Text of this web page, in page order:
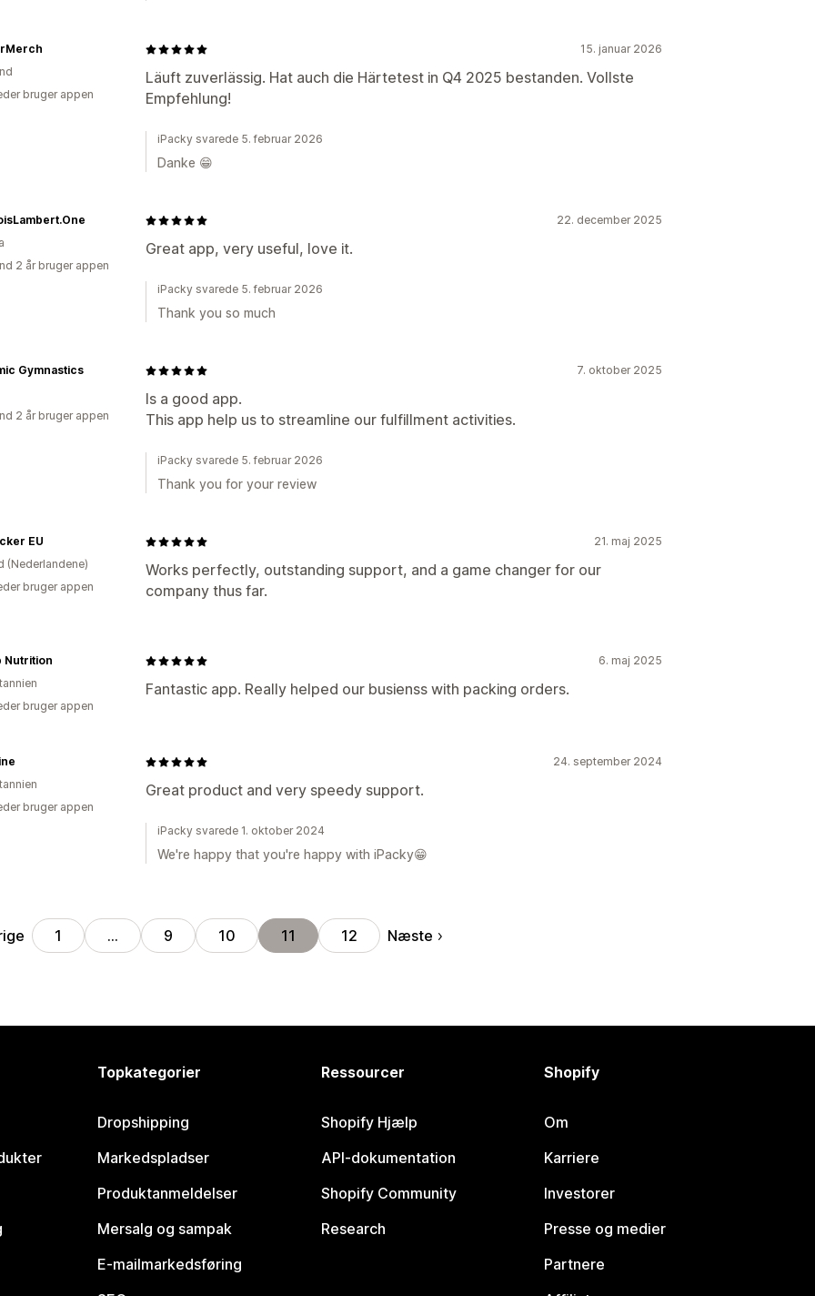
15. januar 2026
Läuft zuverlässig. Hat auch die Härtetest in Q4 2025 bestanden. Vollste
Empfehlung!
bruger appen
iPacky svarede 5. februar 2026
Danke 😁
22. december 2025
Great app, very useful, love it.
2 år bruger appen
iPacky svarede 5. februar 2026
Thank you so much
7. oktober 2025
Is a good app.
This app help us to streamline our fulfillment activities.
Gymnastics
2 år bruger appen
iPacky svarede 5. februar 2026
Thank you for your review
21. maj 2025
Works perfectly, outstanding support, and a game changer for our
company thus far.
EU
(Nederlandene)
bruger appen
6. maj 2025
Fantastic app. Really helped our busienss with packing orders.
Nutrition
bruger appen
24. september 2024
Great product and very speedy support.
bruger appen
iPacky svarede 1. oktober 2024
We're happy that you're happy with iPacky😁
1 … 9 10 11 12 Næste
Topkategorier
Dropshipping
Markedspladser
Produktanmeldelser
Mersalg og sampak
E-mailmarkedsføring
Ressourcer
Shopify Hjælp
API-dokumentation
Shopify Community
Research
Shopify
Om
Karriere
Investorer
Presse og medier
Partnere